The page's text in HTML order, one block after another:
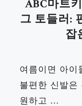
ABC마트
그 토들러:
잡
여름이면 아이
불편한 신발은
원하고 ...